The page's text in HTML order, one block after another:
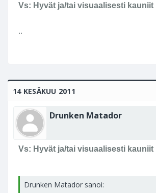
Vs: Hyvät ja/tai visuaalisesti kauniit
..
14 KESÄKUU 2011
Drunken Matador
Vs: Hyvät ja/tai visuaalisesti kauniit
Drunken Matador sanoi: